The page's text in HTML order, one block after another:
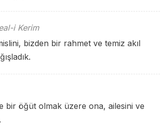
i Kerim
bizden bir rahmet ve temiz akıl
bir öğüt olmak üzere ona, ailesini ve